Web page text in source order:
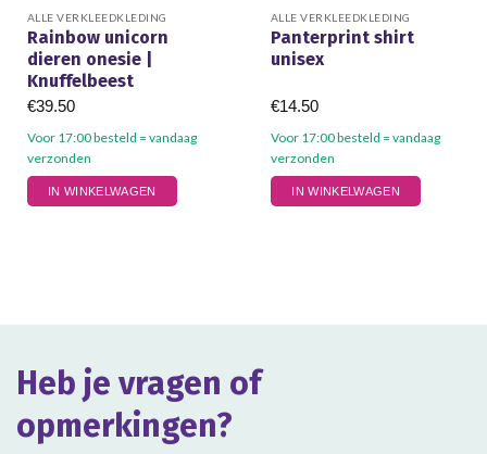
ALLE VERKLEEDKLEDING
Rainbow unicorn
dieren onesie |
Knuffelbeest
Voor 17:00 besteld = vandaag
verzonden
€39.50
IN WINKELWAGEN
Dit
product
worden
de
ALLE VERKLEEDKLEDING
Panterprint shirt
unisex
Voor 17:00 besteld = vandaag
verzonden
€14.50
IN WINKELWAGEN
Dit
product
Heb je vragen of
opmerkingen?